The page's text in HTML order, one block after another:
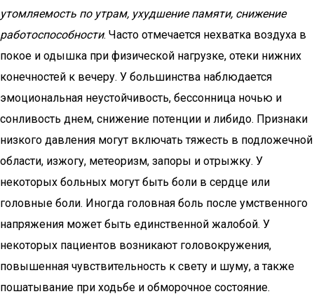
утомляемость по утрам, ухудшение памяти, снижение
работоспособности. Часто отмечается нехватка воздуха в
покое и одышка при физической нагрузке, отеки нижних
конечностей к вечеру. У большинства наблюдается
эмоциональная неустойчивость, бессонница ночью и
сонливость днем, снижение потенции и либидо. Признаки
низкого давления могут включать тяжесть в подложечной
области, изжогу, метеоризм, запоры и отрыжку. У
некоторых больных могут быть боли в сердце или
головные боли. Иногда головная боль после умственного
напряжения может быть единственной жалобой. У
некоторых пациентов возникают головокружения,
повышенная чувствительность к свету и шуму, а также
пошатывание при ходьбе и обморочное состояние.